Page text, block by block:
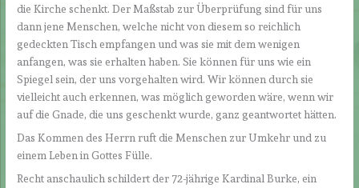
die Kirche schenkt. Der Maßstab zur Überprüfung sind für uns
dann jene Menschen, welche nicht von diesem so reichlich
gedeckten Tisch empfangen und was sie mit dem wenigen
anfangen, was sie erhalten haben. Sie können für uns wie ein
Spiegel sein, der uns vorgehalten wird. Wir können durch sie
vielleicht auch erkennen, was möglich geworden wäre, wenn wir
auf die Gnade, die uns geschenkt wurde, ganz geantwortet hätten.
Das Kommen des Herrn ruft die Menschen zur Umkehr und zu
einem Leben in Gottes Fülle.
Recht anschaulich schildert der 72-jährige Kardinal Burke, ein